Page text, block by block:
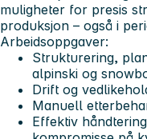
muligheter for presis
produksjon – også i
Arbeidsoppgaver:
Strukturering,
alpinski og
Drift og
Manuell
Effektiv